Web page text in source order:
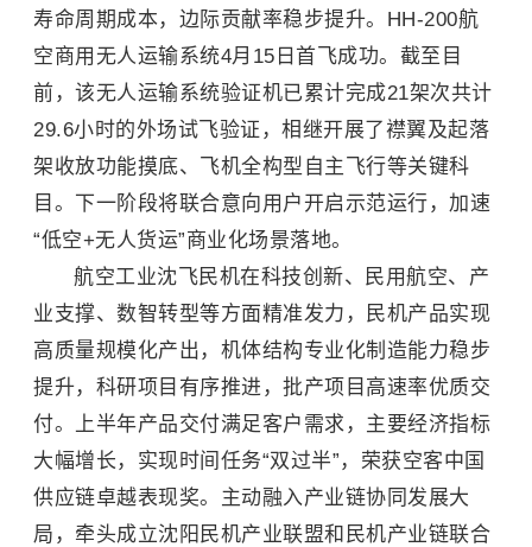
寿命周期成本，边际贡献率稳步提升。HH-200航
空商用无人运输系统4月15日首飞成功。截至目
前，该无人运输系统验证机已累计完成21架次共计
29.6小时的外场试飞验证，相继开展了襟翼及起落
架收放功能摸底、飞机全构型自主飞行等关键科
目。下一阶段将联合意向用户开启示范运行，加速
“低空+无人货运”商业化场景落地。
航空工业沈飞民机在科技创新、民用航空、产
业支撑、数智转型等方面精准发力，民机产品实现
高质量规模化产出，机体结构专业化制造能力稳步
提升，科研项目有序推进，批产项目高速率优质交
付。上半年产品交付满足客户需求，主要经济指标
大幅增长，实现时间任务“双过半”，荣获空客中国
供应链卓越表现奖。主动融入产业链协同发展大
局，牵头成立沈阳民机产业联盟和民机产业链联合